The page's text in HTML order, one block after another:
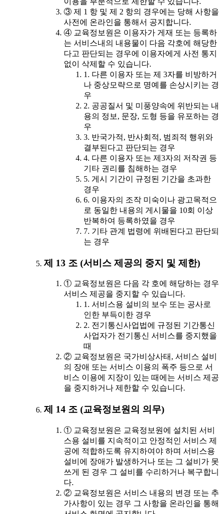
③ 제 1 항 및 제 2 항의 경우에는 당해 사항을
사전에 온라인을 통해서 공지합니다.
④ 교육정보원은 이용자가 게재 또는 등록하
는 서비스내의 내용물이 다음 각호에 해당한
다고 판단되는 경우에 이용자에게 사전 통지
없이 삭제할 수 있습니다.
1. 다른 이용자 또는 제 3자를 비방하거
나 중상모략으로 명예를 손상시키는 경
우
2. 공공질서 및 미풍양속에 위반되는 내
용의 정보, 문장, 도형 등을 유포하는 경
우
3. 반국가적, 반사회적, 범죄적 행위와
결부된다고 판단되는 경우
4. 다른 이용자 또는 제3자의 저작권 등
기타 권리를 침해하는 경우
5. 게시 기간이 규정된 기간을 초과한
경우
6. 이용자의 조작 미숙이나 광고목적으
로 동일한 내용의 게시물을 10회 이상
반복하여 등록하였을 경우
7. 기타 관계 법령에 위배된다고 판단되
는 경우
제 13 조 (서비스 제공의 중지 및 제한)
① 교육정보원은 다음 각 호에 해당하는 경우
서비스 제공을 중지할 수 있습니다.
1. 서비스용 설비의 보수 또는 공사로
인한 부득이한 경우
2. 전기통신사업법에 규정된 기간통신
사업자가 전기통신 서비스를 중지했을
때
② 교육정보원은 국가비상사태, 서비스 설비
의 장애 또는 서비스 이용의 폭주 등으로 서
비스 이용에 지장이 있는 때에는 서비스 제공
을 중지하거나 제한할 수 있습니다.
제 14 조 (교육정보원의 의무)
① 교육정보원은 교육정보원에 설치된 서비
스용 설비를 지속적이고 안정적인 서비스 제
공에 적합하도록 유지하여야 하며 서비스용
설비에 장애가 발생하거나 또는 그 설비가 못
쓰게 된 경우 그 설비를 수리하거나 복구합니
다.
② 교육정보원은 서비스 내용의 변경 또는 추
가사항이 있는 경우 그 사항을 온라인을 통해